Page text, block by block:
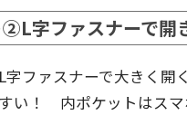
字ファスナーで開
字ファスナーで大きく開
い！ 内ポケットはスマ